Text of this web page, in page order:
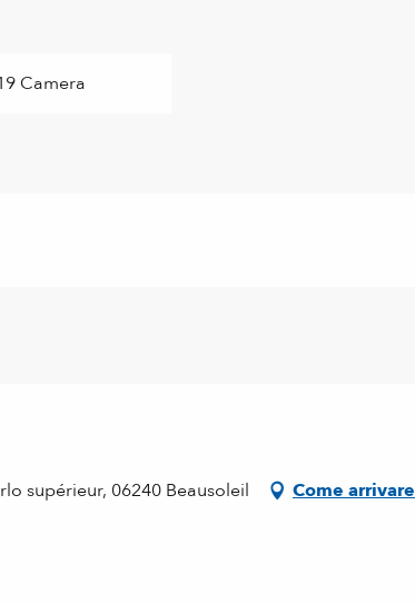
Camera
supérieur, 06240 Beausoleil Come arrivare